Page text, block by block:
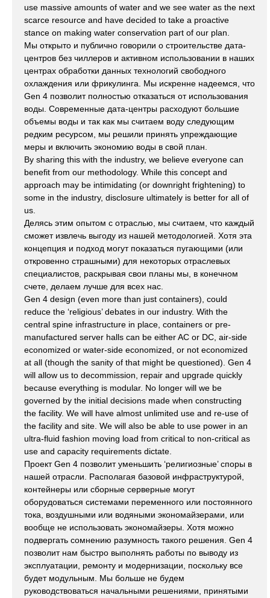
use massive amounts of water and we see water as the next
scarce resource and have decided to take a proactive
stance on making water conservation part of our plan.
Мы открыто и публично говорили о строительстве дата-
центров без чиллеров и активном использовании в наших
центрах обработки данных технологий свободного
охлаждения или фрикулинга. Мы искренне надеемся, что
Gen 4 позволит полностью отказаться от использования
воды. Современные дата-центры расходуют большие
объемы воды и так как мы считаем воду следующим
редким ресурсом, мы решили принять упреждающие
меры и включить экономию воды в свой план.
By sharing this with the industry, we believe everyone can
benefit from our methodology. While this concept and
approach may be intimidating (or downright frightening) to
some in the industry, disclosure ultimately is better for all of
us.
Делясь этим опытом с отраслью, мы считаем, что каждый
сможет извлечь выгоду из нашей методологией. Хотя эта
концепция и подход могут показаться пугающими (или
откровенно страшными) для некоторых отраслевых
специалистов, раскрывая свои планы мы, в конечном
счете, делаем лучше для всех нас.
Gen 4 design (even more than just containers), could
reduce the ‘religious’ debates in our industry. With the
central spine infrastructure in place, containers or pre-
manufactured server halls can be either AC or DC, air-side
economized or water-side economized, or not economized
at all (though the sanity of that might be questioned). Gen 4
will allow us to decommission, repair and upgrade quickly
because everything is modular. No longer will we be
governed by the initial decisions made when constructing
the facility. We will have almost unlimited use and re-use of
the facility and site. We will also be able to use power in an
ultra-fluid fashion moving load from critical to non-critical as
use and capacity requirements dictate.
Проект Gen 4 позволит уменьшить ‘религиозные’ споры в
нашей отрасли. Располагая базовой инфраструктурой,
контейнеры или сборные серверные могут
оборудоваться системами переменного или постоянного
тока, воздушными или водяными экономайзерами, или
вообще не использовать экономайзеры. Хотя можно
подвергать сомнению разумность такого решения. Gen 4
позволит нам быстро выполнять работы по выводу из
эксплуатации, ремонту и модернизации, поскольку все
будет модульным. Мы больше не будем
руководствоваться начальными решениями, принятыми